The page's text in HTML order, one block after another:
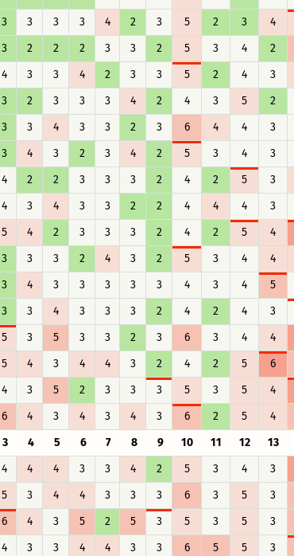
3 3 3 3 4 2 3 5 2 3 4
3 2 2 2 3 3 2 5 3 4 2
4 3 3 4 2 3 3 5 2 4 3
3 2 3 3 3 4 2 4 3 5 2
3 3 4 3 3 2 3 6 4 4 3
3 4 3 2 3 4 2 5 3 4 3
4 2 2 3 3 3 2 4 2 5 3
4 3 4 3 3 2 2 4 4 4 3
5 4 2 3 3 3 2 4 2 5 4
3 3 3 2 4 3 2 5 3 4 4
3 4 3 3 3 3 3 4 3 4 5
3 3 4 3 3 3 2 4 2 4 3
5 3 5 3 3 2 3 6 3 4 4
5 4 3 4 4 3 2 4 2 5 6
4 3 5 2 3 3 3 5 3 5 4
6 4 3 4 3 4 3 6 2 5 4
3 4 5 6 7 8 9 10 11 12 13
4 4 4 3 3 4 2 5 3 4 3
5 3 4 4 3 3 3 6 3 5 3
6 4 3 5 2 5 3 5 3 5 3
4 3 3 4 4 3 3 6 5 5 3